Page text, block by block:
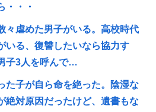
・・・
々虐めた男子がいる。高校時代
いる、復讐したいなら協力す
子3人を呼んで…
た子が自ら命を絶った。陰湿な
絶対原因だったけど、遺書もな